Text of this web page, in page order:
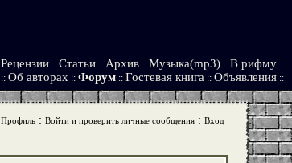
Рецензии :: Статьи :: Архив :: Музыка(mp3) :: В рифму ::
:: Об авторах :: Форум :: Гостевая книга :: Объявления ::
Профиль: Войти и проверить личные сообщения: Вход